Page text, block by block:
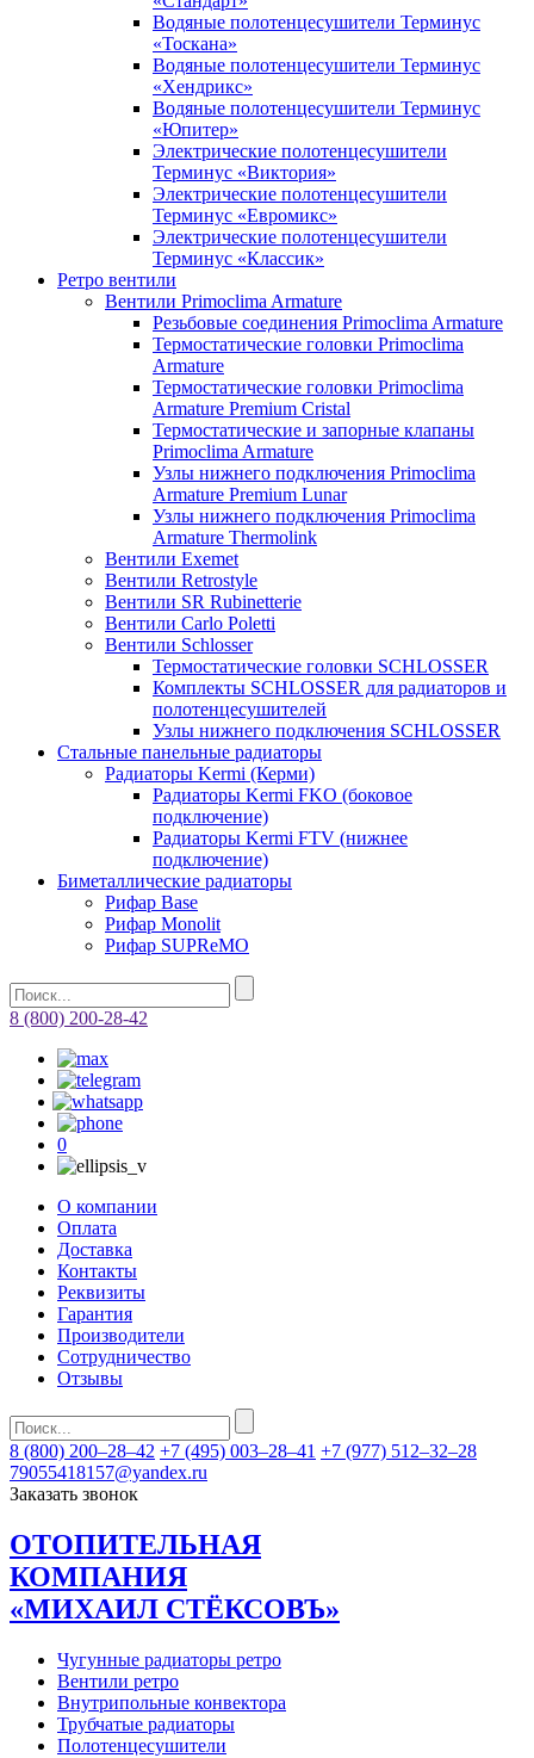
Водяные полотенцесушители Терминус
«Тоскана»
Водяные полотенцесушители Терминус
«Хендрикс»
Водяные полотенцесушители Терминус
«Юпитер»
Электрические полотенцесушители
Терминус «Виктория»
Электрические полотенцесушители
Терминус «Евромикс»
Электрические полотенцесушители
Терминус «Классик»
Ретро вентили
Вентили Primoclima Armature
Резьбовые соединения Primoclima Armature
Термостатические головки Primoclima
Armature
Термостатические головки Primoclima
Armature Premium Cristal
Термостатические и запорные клапаны
Primoclima Armature
Узлы нижнего подключения Primoclima
Armature Premium Lunar
Узлы нижнего подключения Primoclima
Armature Thermolink
Вентили Exemet
Вентили Retrostyle
Вентили SR Rubinetterie
Вентили Carlo Poletti
Вентили Schlosser
Термостатические головки SCHLOSSER
Комплекты SCHLOSSER для радиаторов и
полотенцесушителей
Узлы нижнего подключения SCHLOSSER
Стальные панельные радиаторы
Радиаторы Kermi (Керми)
Радиаторы Kermi FKO (боковое
подключение)
Радиаторы Kermi FTV (нижнее
подключение)
Биметаллические радиаторы
Рифар Base
Рифар Monolit
Рифар SUPReMO
8 (800) 200-28-42
0
О компании
Оплата
Доставка
Контакты
Реквизиты
Гарантия
Производители
Сотрудничество
Отзывы
8 (800) 200–28–42 +7 (495) 003–28–41 +7 (977) 512–32–28
79055418157@yandex.ru
Заказать звонок
ОТОПИТЕЛЬНАЯ
КОМПАНИЯ
«МИХАИЛ СТЁКСОВЪ»
Чугунные радиаторы ретро
Вентили ретро
Внутрипольные конвектора
Трубчатые радиаторы
Полотенцесушители